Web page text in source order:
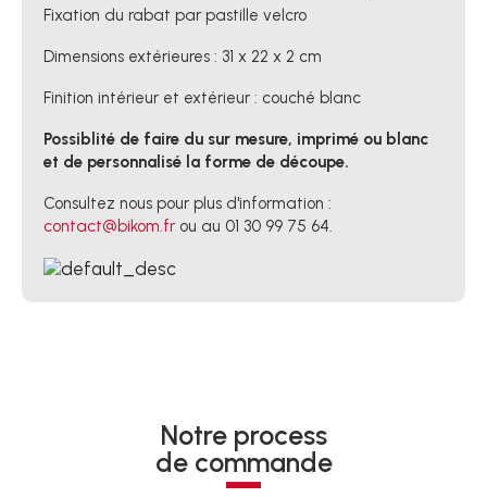
Fixation du rabat par pastille velcro
Dimensions extérieures : 31 x 22 x 2 cm
Finition intérieur et extérieur : couché blanc
Possiblité de faire du sur mesure, imprimé ou blanc
et de personnalisé la forme de découpe.
Consultez nous pour plus d'information :
contact@bikom.fr ou au 01 30 99 75 64.
Notre process
de commande